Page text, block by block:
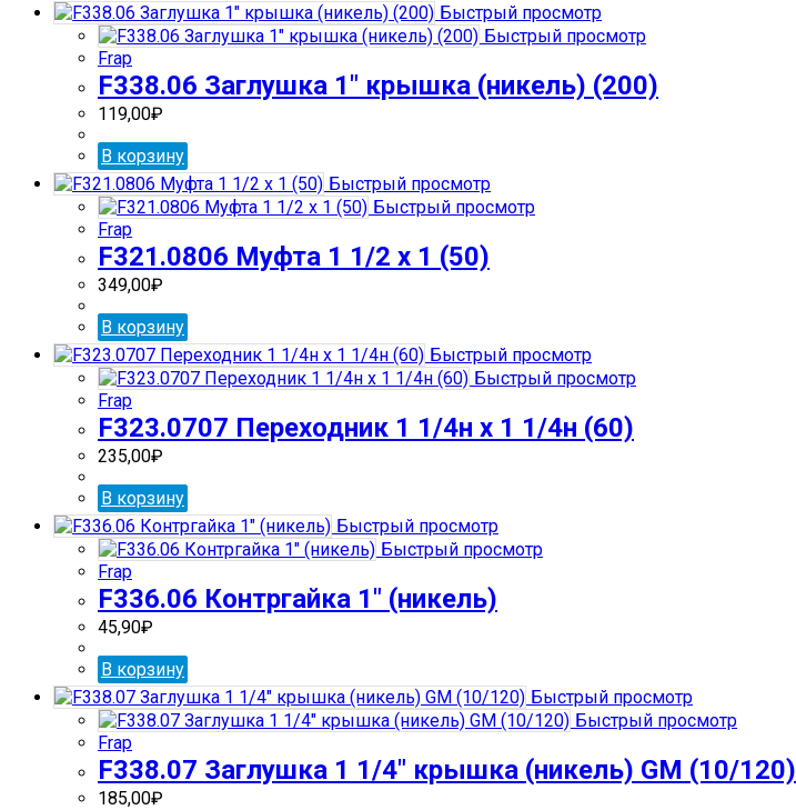
Быстрый просмотр
Быстрый просмотр
Frap
F338.06 Заглушка 1″ крышка (никель) (200)
119,00₽
В корзину
Быстрый просмотр
Быстрый просмотр
Frap
F321.0806 Муфта 1 1/2 х 1 (50)
349,00₽
В корзину
Быстрый просмотр
Быстрый просмотр
Frap
F323.0707 Переходник 1 1/4н х 1 1/4н (60)
235,00₽
В корзину
Быстрый просмотр
Быстрый просмотр
Frap
F336.06 Контргайка 1″ (никель)
45,90₽
В корзину
Быстрый просмотр
Быстрый просмотр
Frap
F338.07 Заглушка 1 1/4″ крышка (никель) GM (10/120)
185,00₽